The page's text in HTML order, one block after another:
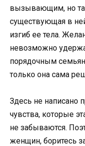
вызывающим, но
существующая в
изгиб ее тела.
невозможно
порядочным
только она сама
Здесь не написано
чувства, которые
не забываются.
женщин, боритесь